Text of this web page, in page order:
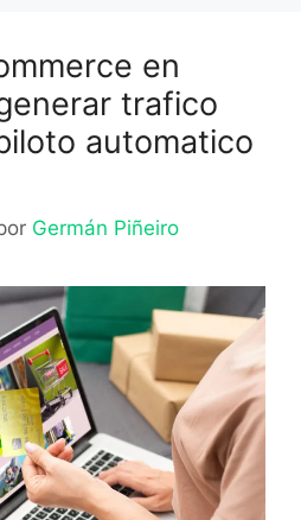
en
trafico
automatico
Germán Piñeiro